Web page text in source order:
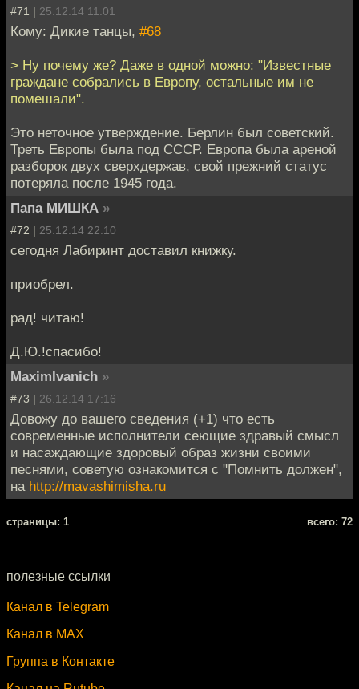
#71 | 25.12.14 11:01
Кому: Дикие танцы, #68
> Ну почему же? Даже в одной можно: "Известные
граждане собрались в Европу, остальные им не
помешали".
Это неточное утверждение. Берлин был советский.
Треть Европы была под СССР. Европа была ареной
разборок двух сверхдержав, свой прежний статус
потеряла после 1945 года.
Папа МИШКА »
#72 | 25.12.14 22:10
сегодня Лабиринт доставил книжку.
приобрел.
рад! читаю!
Д.Ю.!спасибо!
MaximIvanich »
#73 | 26.12.14 17:16
Довожу до вашего сведения (+1) что есть
современные исполнители сеющие здравый смысл
и насаждающие здоровый образ жизни своими
песнями, советую ознакомится с "Помнить должен",
на http://mavashimisha.ru
cтраницы: 1 всего: 72
полезные ссылки
Канал в Telegram
Канал в MAX
Группа в Контакте